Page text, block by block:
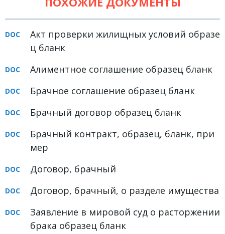
Акт проверки жилищных условий образе
ц бланк
Алиментное соглашение образец бланк
Брачное соглашение образец бланк
Брачный договор образец бланк
Брачный контракт, образец, бланк, при
мер
Договор, брачный
Договор, брачный, о разделе имущества
Заявление в мировой суд о расторжении
брака образец бланк
Медицинское право
Миграционное право
Налоговое право
Семейное право
Финансовое право
ДОКУМЕНТЫ
ВИДЕО